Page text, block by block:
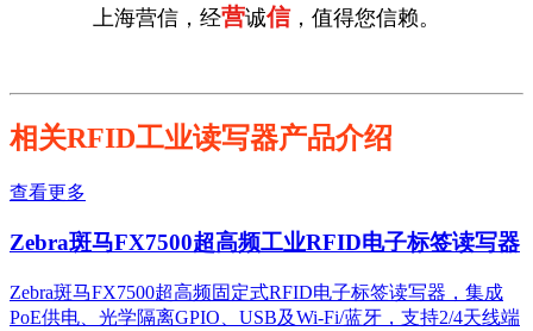
上海营信，经营诚信，值得您信赖。
相关RFID工业读写器产品介绍
查看更多
Zebra斑马FX7500超高频工业RFID电子标签读写器
Zebra斑马FX7500超高频固定式RFID电子标签读写器，集成
PoE供电、光学隔离GPIO、USB及Wi-Fi/蓝牙，支持2/4天线端